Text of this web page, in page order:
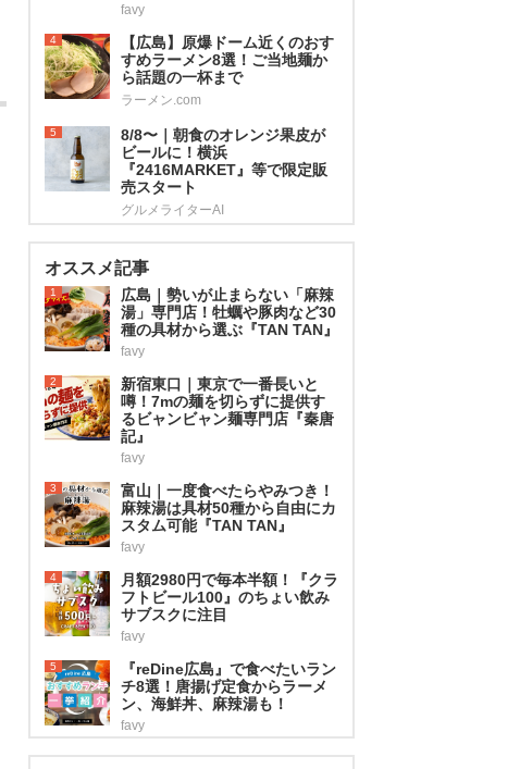
favy
4
【広島】原爆ドーム近くのおす
すめラーメン8選！ご当地麺か
ら話題の一杯まで
ラーメン.com
5
8/8〜｜朝食のオレンジ果皮が
ビールに！横浜
『2416MARKET』等で限定販
売スタート
グルメライターAI
オススメ記事
1
広島｜勢いが止まらない「麻辣
湯」専門店！牡蠣や豚肉など30
種の具材から選ぶ『TAN TAN』
favy
2
新宿東口｜東京で一番長いと
噂！7mの麺を切らずに提供す
るビャンビャン麺専門店『秦唐
記』
favy
3
富山｜一度食べたらやみつき！
麻辣湯は具材50種から自由にカ
スタム可能『TAN TAN』
favy
4
月額2980円で毎本半額！『クラ
フトビール100』のちょい飲み
サブスクに注目
favy
5
『reDine広島』で食べたいラン
チ8選！唐揚げ定食からラーメ
ン、海鮮丼、麻辣湯も！
favy